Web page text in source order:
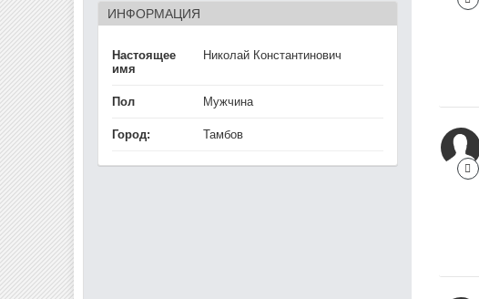
ИНФОРМАЦИЯ
Настоящее
имя
Николай Константинович
Пол Мужчина
Город: Тамбов